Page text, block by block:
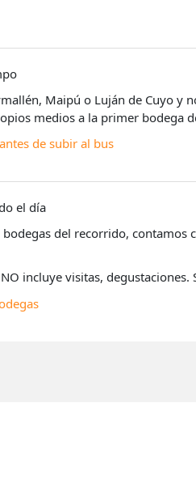
Maipú o Luján de Cuyo y
medios a la primer bodega
de subir al bus
el día
del recorrido, contamos
incluye visitas, degustaciones.